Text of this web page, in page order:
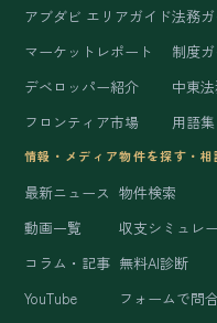
アブダビ エリアガイド
マーケットレポート
デベロッパー紹介
フロンティア市場
法務
制度
中東法
用語集
情報・メディア
最新ニュース
動画一覧
コラム・記事
YouTube
物件を探す・
物件検索
収支シミュレ
無料AI診断
フォームで問